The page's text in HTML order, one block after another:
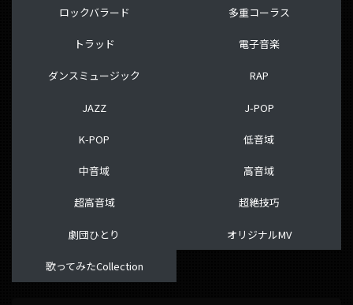
ロックバラード
トラッド
ダンスミュージック
JAZZ
K-POP
中音域
超高音域
劇団ひとり
歌ってみたCollection
多重コーラス
電子音楽
RAP
J-POP
低音域
高音域
超絶技巧
オリジナルMV